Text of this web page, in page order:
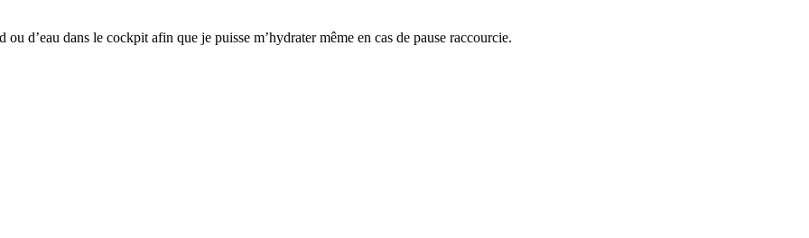
d’eau dans le cockpit afin que je puisse m’hydrater même en cas de pause raccourcie.